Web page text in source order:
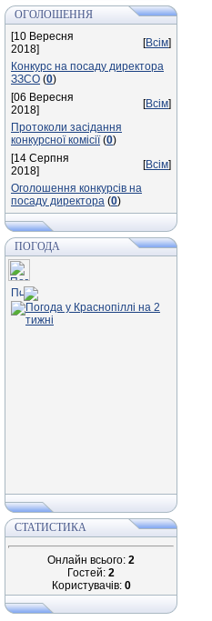
ОГОЛОШЕННЯ
[10 Вересня
2018]
[Всім]
Конкурс на посаду директора
ЗЗСО (0)
[06 Вересня
2018]
[Всім]
Протоколи засідання
конкурсної комісії (0)
[14 Серпня
2018]
[Всім]
Оголошення конкурсів на
посаду директора (0)
ПОГОДА
СТАТИСТИКА
Онлайн всього: 2
Гостей: 2
Користувачів: 0